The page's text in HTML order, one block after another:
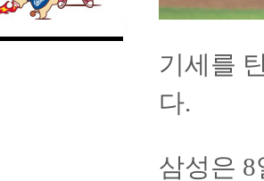
기세를
다.
삼성은